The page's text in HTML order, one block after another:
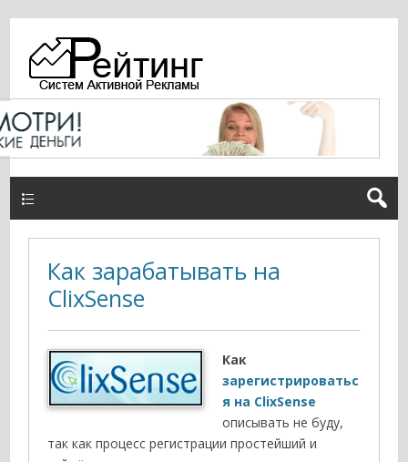
Как зарабатывать на
ClixSense
Как
зарегистрироватьс
я на ClixSense
описывать не буду,
так как процесс регистрации простейший и